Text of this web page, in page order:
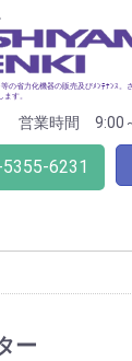
の省力化機器の販売及びﾒﾝﾃﾅﾝｽ。
す。
営業時間 9:00
6231
ー